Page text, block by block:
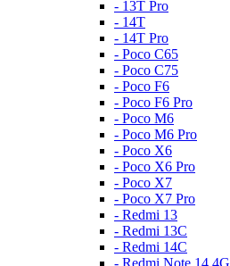
- 13T Pro
- 14T
- 14T Pro
- Poco C65
- Poco C75
- Poco F6
- Poco F6 Pro
- Poco M6
- Poco M6 Pro
- Poco X6
- Poco X6 Pro
- Poco X7
- Poco X7 Pro
- Redmi 13
- Redmi 13C
- Redmi 14C
- Redmi Note 14 4G